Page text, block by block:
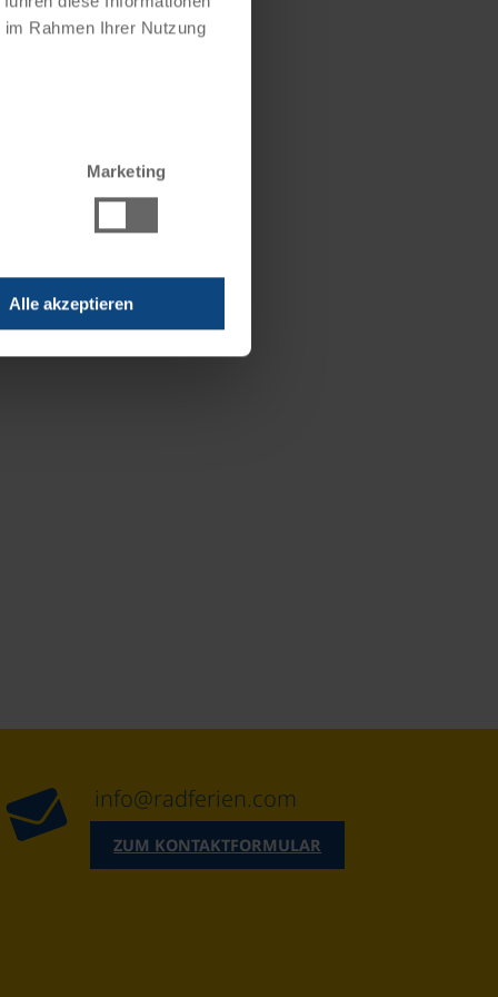
Rahmen Ihrer Nutzung
Marketing
Alle akzeptieren
info@radferien.com
ZUM KONTAKTFORMULAR